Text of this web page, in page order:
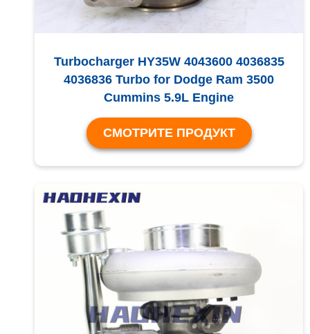
Turbocharger HY35W 4043600 4036835
4036836 Turbo for Dodge Ram 3500
Cummins 5.9L Engine
СМОТРИТЕ ПРОДУКТ